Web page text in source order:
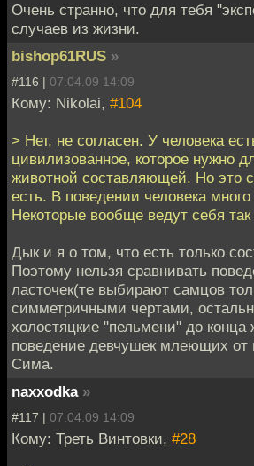
Очень странно, что для тебя
случаев из жизни.
bishop61RUS »
#116 | 07.04.09 14:09
Кому: Nikolai, #104
> Нет, не согласен. У человека
цивилизованное, которое нужно
животной составляющей. Но это
есть. В поведении человека много
Некоторые вообще ведут себя
Дык и я о том, что есть только
Поэтому нельзя сравнивать
ласточек(те выбирают самцов
симметричными чертами,
холостяцкие "пельмени" до конца
поведение девчушек млеющих от
Сима.
naxxodka »
#117 | 07.04.09 14:09
Кому: Треть Винтовки, #28